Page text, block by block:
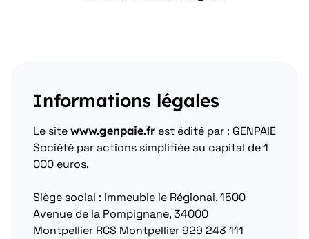
Informations légales
Le site www.genpaie.fr est édité par : GENPAIE
Société par actions simplifiée au capital de 1
000 euros.
Siège social : Immeuble le Régional, 1500
Avenue de la Pompignane, 34000
Montpellier RCS Montpellier 929 243 111